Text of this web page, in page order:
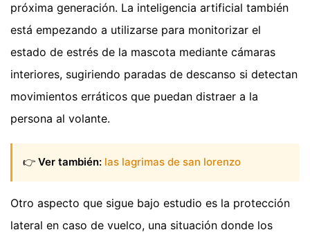
próxima generación. La inteligencia artificial también
está empezando a utilizarse para monitorizar el
estado de estrés de la mascota mediante cámaras
interiores, sugiriendo paradas de descanso si detectan
movimientos erráticos que puedan distraer a la
persona al volante.
👉 Ver también: las lagrimas de san lorenzo
Otro aspecto que sigue bajo estudio es la protección
lateral en caso de vuelco, una situación donde los